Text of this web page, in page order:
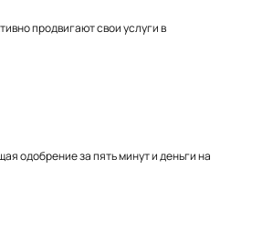
продвигают свои услуги в
одобрение за пять минут и деньги на